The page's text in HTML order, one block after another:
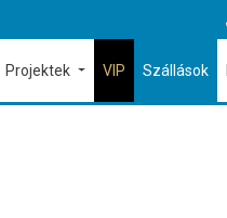
Projektek VIP Szállások